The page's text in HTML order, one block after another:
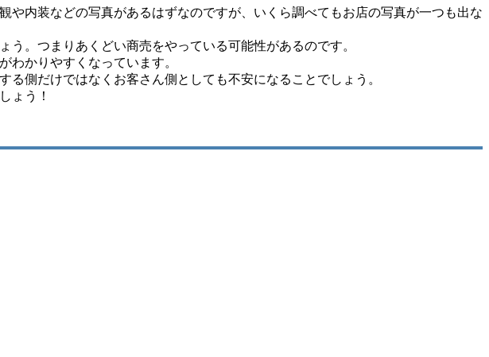
内装などの写真があるはずなのですが、いくら調べてもお店の写真が一つも出な
。つまりあくどい商売をやっている可能性があるのです。
わかりやすくなっています。
側だけではなくお客さん側としても不安になることでしょう。
ょう！